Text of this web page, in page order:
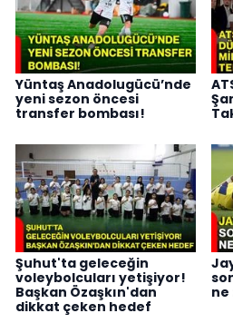
Yüntaş Anadolugücü’nde
yeni sezon öncesi
transfer bombası!
Şuhut'ta geleceğin
voleybolcuları yetişiyor!
Başkan Özaşkın'dan
dikkat çeken hedef
ne